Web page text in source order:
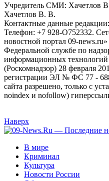
Учредитель СМИ: Хaчeтлoв
Хaчeтлoв B. B.
Контактные данные
Телефон: +7 928-O752332.
новостной портал 09-news.ru»
Федеральной службе по
информационных
(Роскомнадзор) 28 февраля
регистрации ЭЛ № ФС 77 -
сайта разрешено, только с
noindex и nofollow)
Наверх
В мире
Криминал
Культура
Новости России